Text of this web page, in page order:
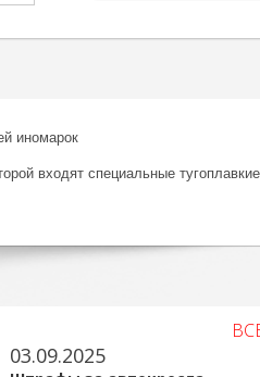
иномарок
входят специальные
03.09.2025